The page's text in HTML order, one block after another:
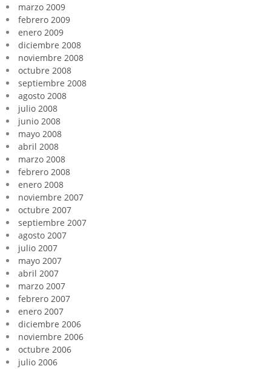
marzo 2009
febrero 2009
enero 2009
diciembre 2008
noviembre 2008
octubre 2008
septiembre 2008
agosto 2008
julio 2008
junio 2008
mayo 2008
abril 2008
marzo 2008
febrero 2008
enero 2008
noviembre 2007
octubre 2007
septiembre 2007
agosto 2007
julio 2007
mayo 2007
abril 2007
marzo 2007
febrero 2007
enero 2007
diciembre 2006
noviembre 2006
octubre 2006
julio 2006